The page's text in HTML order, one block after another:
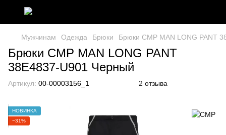
Мужчинам Одежда Брюки Брюки CMP MAN LONG PANT
Брюки CMP MAN LONG PANT
38E4837-U901 Черный
Артикул: 00-00003156_1 2 отзыва
НОВИНКА
−31%